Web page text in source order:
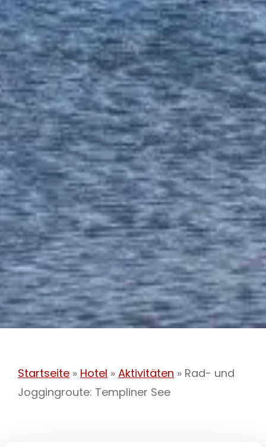
Startseite» Hotel » Aktivitäten » Rad- und
Joggingroute: Templiner See